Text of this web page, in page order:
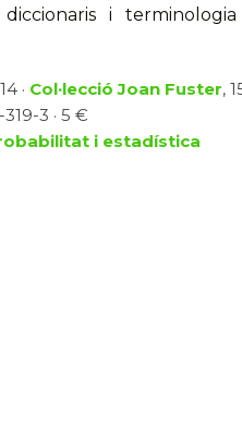
i
· Col·lecció Joan Fuster,
3 · 5 €
i estadística